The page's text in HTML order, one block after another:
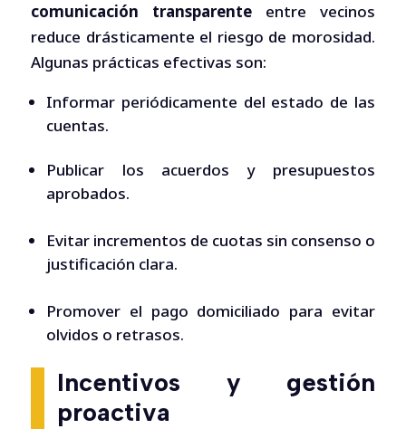
comunicación transparente entre vecinos
reduce drásticamente el riesgo de morosidad.
Algunas prácticas efectivas son:
Informar periódicamente del estado de las
cuentas.
Publicar los acuerdos y presupuestos
aprobados.
Evitar incrementos de cuotas sin consenso o
justificación clara.
Promover el pago domiciliado para evitar
olvidos o retrasos.
Incentivos y gestión
proactiva